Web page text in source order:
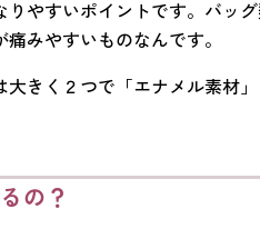
やすいポイントです。バッ
みやすいものなんです。
きく２つで「エナメル素材
の？